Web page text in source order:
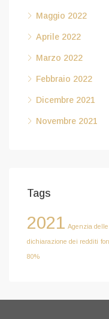
Maggio 2022
Aprile 2022
Marzo 2022
Febbraio 2022
Dicembre 2021
Novembre 2021
Tags
2021 Agenzia
dichiarazione dei redditi
80%